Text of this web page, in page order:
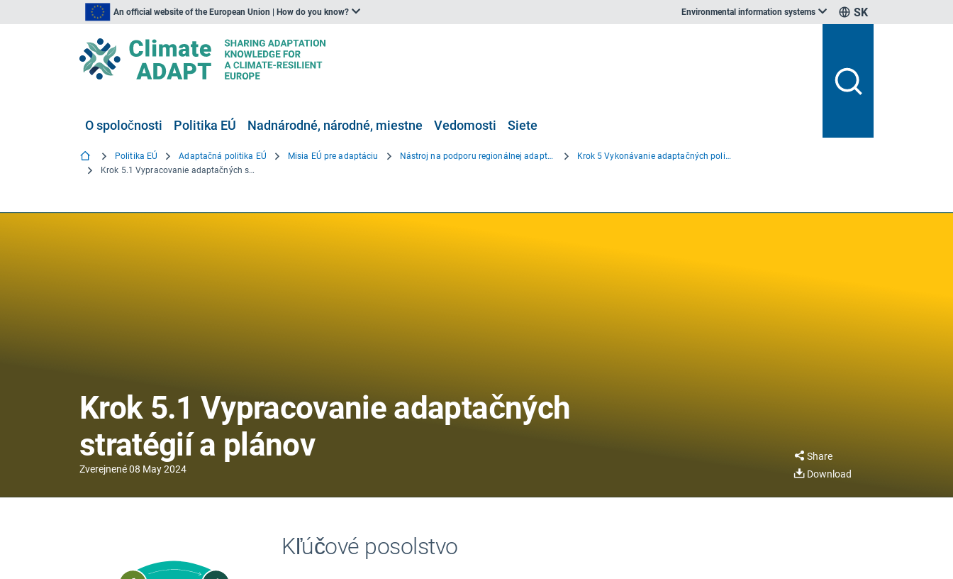
An official website of the European Union | How do you know? Environmental information systems SK
O spoločnosti Politika EÚ Nadnárodné, národné, miestne Vedomosti Siete
Politika EÚ Adaptačná politika EÚ Misia EÚ pre adaptáciu Nástroj na podporu regionálnej adaptácie
Krok 5 Vykonávanie adaptačných politík a opatrení
Krok 5.1 Vypracovanie adaptačných stratégií a plánov
Krok 5.1 Vypracovanie adaptačných
stratégií a plánov
Zverejnené08 May 2024
Share
Download
Kľúčové posolstvo